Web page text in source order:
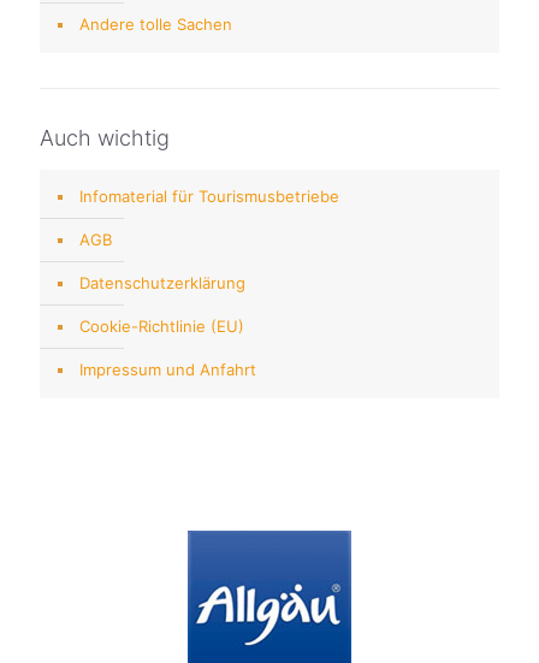
Andere tolle Sachen
Auch wichtig
Infomaterial für Tourismusbetriebe
AGB
Datenschutzerklärung
Cookie-Richtlinie (EU)
Impressum und Anfahrt